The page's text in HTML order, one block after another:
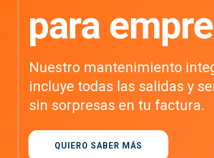
para
Nuestro mantenimiento
incluye todas las salidas y
sin sorpresas en tu factura.
QUIERO SABER MÁS